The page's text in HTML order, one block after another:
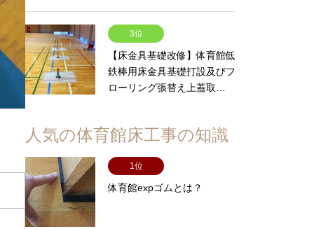
3位
【床金具基礎改修】体育館低
鉄棒用床金具基礎打設及びフ
ローリング張替え上蓋取…
人気の体育館床工事の知識
1位
体育館expゴムとは？